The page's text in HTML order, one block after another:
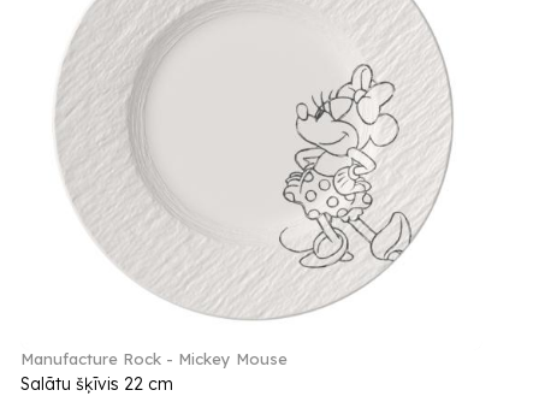
Manufacture Rock - Mickey Mouse
Salātu šķīvis 22 cm